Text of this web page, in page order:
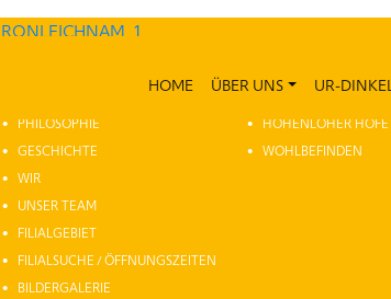
HOME ÜBER UNS UR-DINKEL
PHILOSOPHIE
GESCHICHTE
WIR
UNSER TEAM
FILIALGEBIET
FILIALSUCHE / ÖFFNUNGSZEITEN
BILDERGALERIE
UR-DINKEL
HOHENLOHER HÖFE
WOHLBEFINDEN